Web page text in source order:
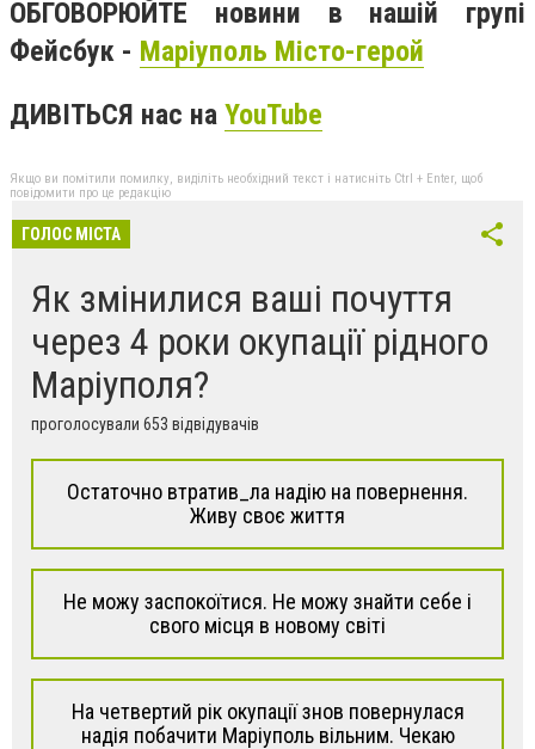
ОБГОВОРЮЙТЕ новини в нашій групі
Фейсбук - Маріуполь Місто-герой
ДИВІТЬСЯ нас на YouTube
Якщо ви помітили помилку, виділіть необхідний текст і натисніть Ctrl + Enter, щоб
повідомити про це редакцію
ГОЛОС МІСТА
Як змінилися ваші почуття
через 4 роки окупації рідного
Маріуполя?
проголосували 653 відвідувачів
Остаточно втратив_ла надію на повернення.
Живу своє життя
Не можу заспокоїтися. Не можу знайти себе і
свого місця в новому світі
На четвертий рік окупації знов повернулася
надія побачити Маріуполь вільним. Чекаю